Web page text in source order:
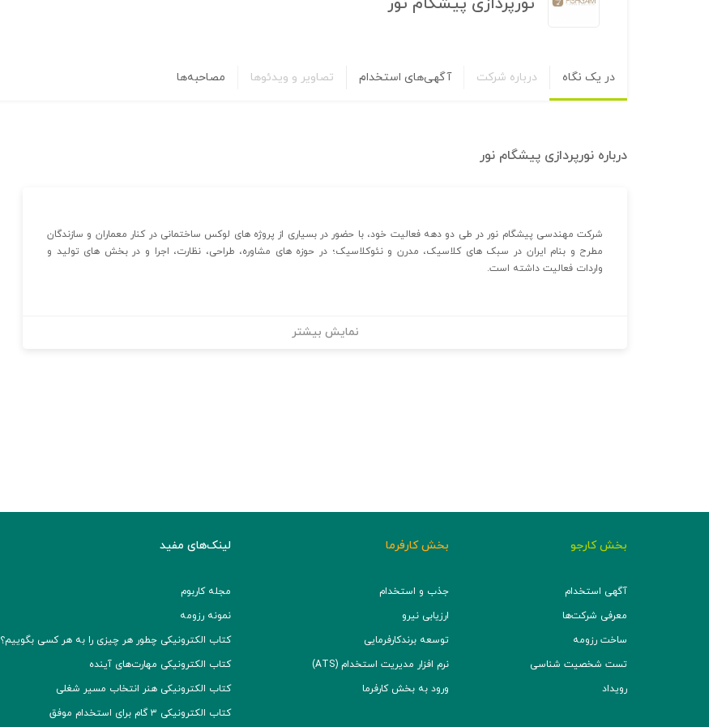
در یک نگاه درباره شرکت آگهی‌های استخدام تصاویر و ویدئوها مصاحبه‌ها
درباره نورپردازی پیشگام نور
شرکت مهندسی پیشگام نور در طی دو دهه فعالیت خود، با حضور در بسیاری از پروژه های لوکس ساختمانی در کنار معماران و سازندگان
مطرح و بنام ایران در سبک های کلاسیک، مدرن و نئوکلاسیک؛ در حوزه های مشاوره، طراحی، نظارت، اجرا و در بخش های تولید و
واردات فعالیت داشته است.
نمایش بیشتر
بخش کارجو
آگهی استخدام
معرفی شرکت‌ها
ساخت رزومه
تست شخصیت شناسی
رویداد
بخش کارفرما
جذب و استخدام
ارزیابی نیرو
توسعه برند‌کارفرمایی
نرم افزار مدیریت استخدام (ATS)
ورود به بخش کارفرما
لینک‌های مفید
مجله کاربوم
نمونه رزومه
کتاب الکترونیکی چطور هر چیزی را به هر کسی بگوییم؟
کتاب الکترونیکی مهارت‌های آینده
کتاب الکترونیکی هنر انتخاب مسیر شغلی
کتاب الکترونیکی ۳ گام برای استخدام موفق